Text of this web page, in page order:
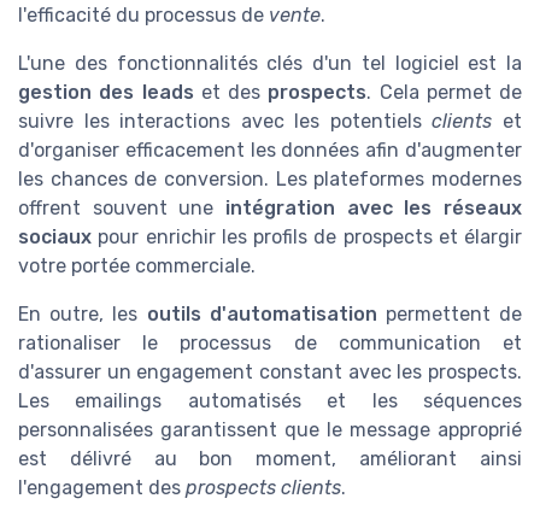
l'efficacité du processus de vente.
L'une des fonctionnalités clés d'un tel logiciel est la
gestion des leads et des prospects. Cela permet de
suivre les interactions avec les potentielsclients et
d'organiser efficacement les données afin d'augmenter
les chances de conversion. Les plateformes modernes
offrent souvent une intégration avec les réseaux
sociaux pour enrichir les profils de prospects et élargir
votre portée commerciale.
En outre, les outils d'automatisation permettent de
rationaliser le processus de communication et
d'assurer un engagement constant avec les prospects.
Les emailings automatisés et les séquences
personnalisées garantissent que le message approprié
est délivré au bon moment, améliorant ainsi
l'engagement des prospects clients.